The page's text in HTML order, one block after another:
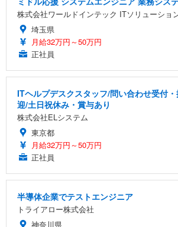
株式会社ワールドインテック ITソリューショ
埼玉県
月給32万円～50万円
正社員
ITヘルプデスクスタッフ/問い合わせ受付
迎/土日祝休み・賞与あり
株式会社ELシステム
東京都
月給32万円～50万円
正社員
半導体企業でテストエンジニア
トライアロー株式会社
神奈川県